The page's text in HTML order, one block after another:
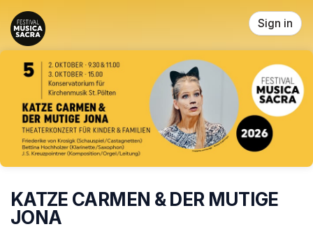
Skip header
Sign in
KATZE CARMEN & DER MUTIGE
JONA